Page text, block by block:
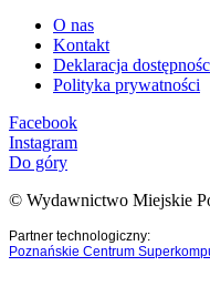
O nas
Kontakt
Deklaracja
Polityka prywatności
Facebook
Instagram
Do góry
© Wydawnictwo Miejskie
Partner technologiczny:
Poznańskie Centrum